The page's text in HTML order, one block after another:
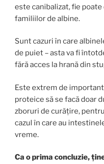
este canibalizat, fie
familiilor de albine.
Sunt cazuri în care
de puiet – asta va fi
fără acces la hrană din
Este extrem de
proteice să se facă doar
zboruri de curățire,
cazul în care au
vreme.
Ca o prima concluzie,